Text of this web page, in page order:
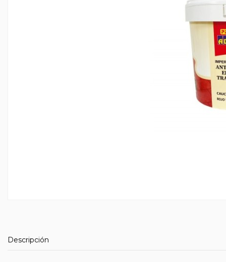
Descripción